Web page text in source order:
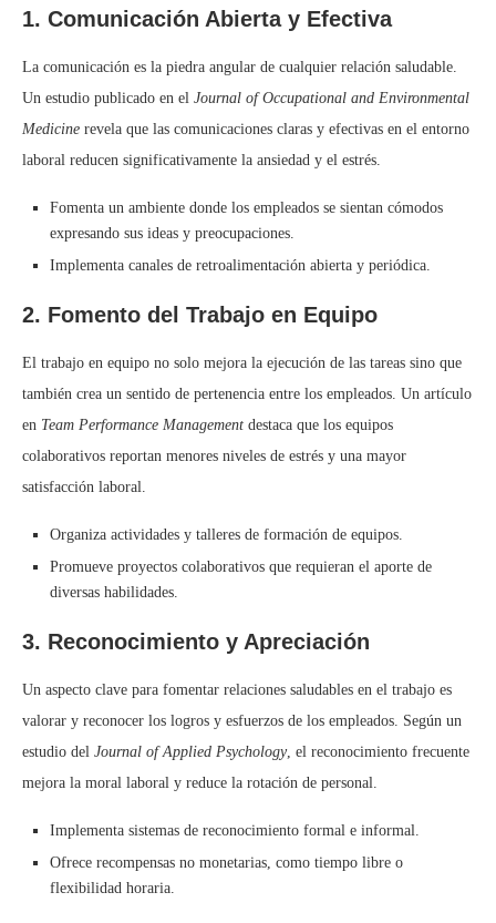
1. Comunicación Abierta y Efectiva
La comunicación es la piedra angular de cualquier relación saludable.
Un estudio publicado en el Journal of Occupational and Environmental
Medicine revela que las comunicaciones claras y efectivas en el entorno
laboral reducen significativamente la ansiedad y el estrés.
Fomenta un ambiente donde los empleados se sientan cómodos
expresando sus ideas y preocupaciones.
Implementa canales de retroalimentación abierta y periódica.
2. Fomento del Trabajo en Equipo
El trabajo en equipo no solo mejora la ejecución de las tareas sino que
también crea un sentido de pertenencia entre los empleados. Un artículo
en Team Performance Management destaca que los equipos
colaborativos reportan menores niveles de estrés y una mayor
satisfacción laboral.
Organiza actividades y talleres de formación de equipos.
Promueve proyectos colaborativos que requieran el aporte de
diversas habilidades.
3. Reconocimiento y Apreciación
Un aspecto clave para fomentar relaciones saludables en el trabajo es
valorar y reconocer los logros y esfuerzos de los empleados. Según un
estudio del Journal of Applied Psychology, el reconocimiento frecuente
mejora la moral laboral y reduce la rotación de personal.
Implementa sistemas de reconocimiento formal e informal.
Ofrece recompensas no monetarias, como tiempo libre o
flexibilidad horaria.